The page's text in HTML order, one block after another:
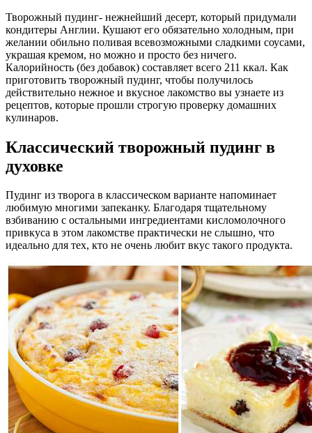
Творожный пудинг- нежнейший десерт, который придумали
кондитеры Англии. Кушают его обязательно холодным, при
желании обильно поливая всевозможными сладкими соусами,
украшая кремом, но можно и просто без ничего.
Калорийность (без добавок) составляет всего 211 ккал. Как
приготовить творожный пудинг, чтобы получилось
действительно нежное и вкусное лакомство вы узнаете из
рецептов, которые прошли строгую проверку домашних
кулинаров.
Классический творожный пудинг в
духовке
Пудинг из творога в классическом варианте напоминает
любимую многими запеканку. Благодаря тщательному
взбиванию с остальными ингредиентами кисломолочного
привкуса в этом лакомстве практически не слышно, что
идеально для тех, кто не очень любит вкус такого продукта.